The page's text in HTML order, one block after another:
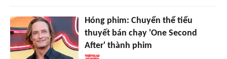
Hóng phim: Chuyển thể tiểu
thuyết bán chạy 'One Second
After' thành phim